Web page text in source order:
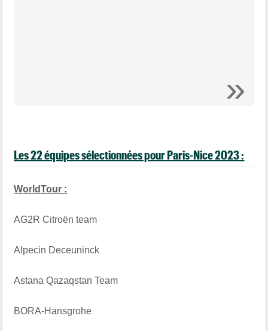
Les 22 équipes sélectionnées pour Paris-Nice 2023 :
WorldTour :
AG2R Citroën team
Alpecin Deceuninck
Astana Qazaqstan Team
BORA-Hansgrohe